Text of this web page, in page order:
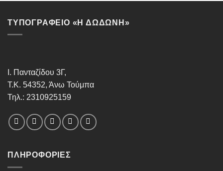
ΤΥΠΟΓΡΑΦΕΙΟ «Η ΔΩΔΩΝΗ»
Ι. Πανταζίδου 3Γ,
Τ.Κ. 54352, Άνω Τούμπα
Τηλ.: 2310925159
ΠΛΗΡΟΦΟΡΊΕΣ